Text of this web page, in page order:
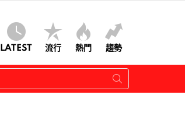
LATEST 流行 熱門 趨勢